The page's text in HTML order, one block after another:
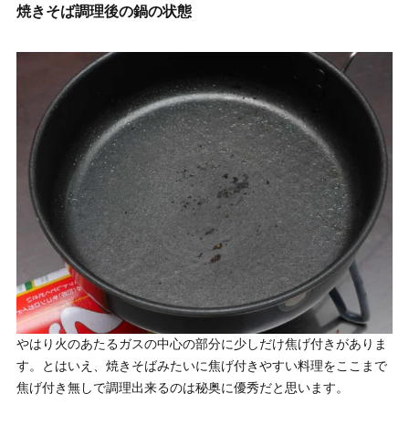
焼きそば調理後の鍋の状態
やはり火のあたるガスの中心の部分に少しだけ焦げ付きがありま
す。とはいえ、焼きそばみたいに焦げ付きやすい料理をここまで
焦げ付き無しで調理出来るのは秘奥に優秀だと思います。